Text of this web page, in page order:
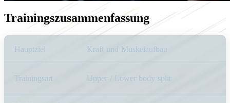
Trainingszusammenfassung
Hauptziel Kraft und Muskelaufbau
Trainingsart Upper / Lower body split